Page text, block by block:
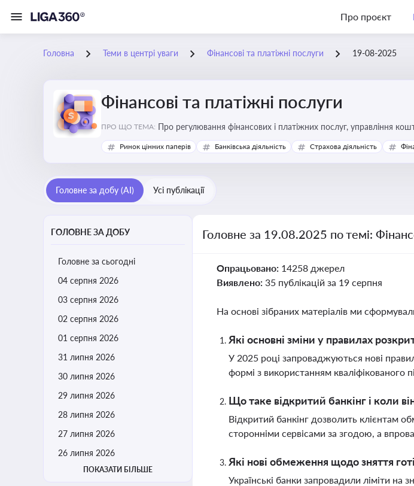
Про проєкт
Головна Теми в центрі уваги Фінансові та платіжні послуги 19-08-2025
Фінансові та платіжні послуги
ПРО ЩО ТЕМА: Про регулювання
Ринок цінних паперів Банківська діяльність Страхова діяльність
Головне за добу (AI) Усі публікації
ГОЛОВНЕ ЗА ДОБУ
Головне за сьогодні
04 серпня 2026
03 серпня 2026
02 серпня 2026
01 серпня 2026
31 липня 2026
30 липня 2026
29 липня 2026
28 липня 2026
27 липня 2026
26 липня 2026
ПОКАЗАТИ БІЛЬШЕ
Головне за 19.08.2025 по темі:
Опрацьовано: 14258 джерел
Виявлено: 35 публікацій за 19 серпня
На основі зібраних матеріалів ми
Які основні зміни у правилах
У 2025 році запроваджуються нові
формі з використанням кваліфікованого
Що таке відкритий банкінг і коли
Відкритий банкінг дозволить клієнтам
сторонніми сервісами за згодою, а
Які нові обмеження щодо зняття
Українські банки запровадили ліміти на